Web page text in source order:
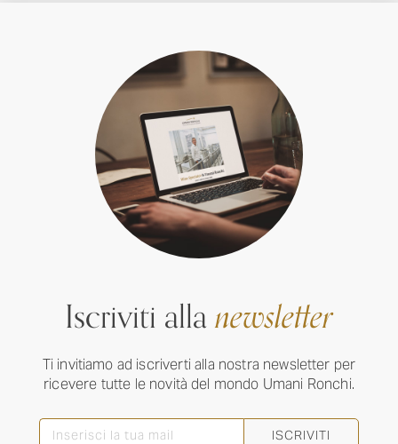
Iscriviti allanewsletter
Ti invitiamo ad iscriverti alla nostra newsletter per
ricevere tutte le novità del mondo Umani Ronchi.
ISCRIVITI